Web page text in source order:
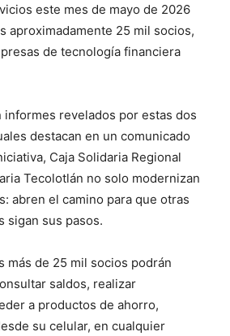
este mes de mayo de 2026
aproximadamente 25 mil socios,
de tecnología financiera
informes revelados por estas dos
destacan en un comunicado
Caja Solidaria Regional
Tecolotlán no solo modernizan
abren el camino para que otras
sigan sus pasos.
más de 25 mil socios podrán
saldos, realizar
a productos de ahorro,
su celular, en cualquier